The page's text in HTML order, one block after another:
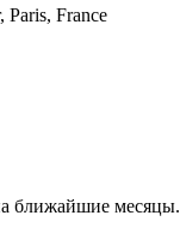
Paris, France
ближайшие месяцы.